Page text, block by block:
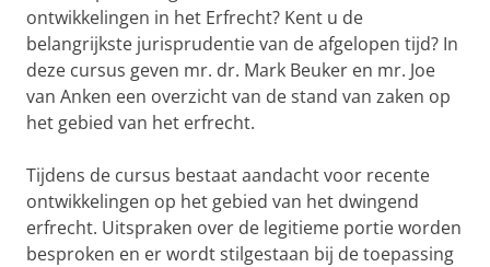
ontwikkelingen in het Erfrecht? Kent u de
belangrijkste jurisprudentie van de afgelopen tijd? In
deze cursus geven mr. dr. Mark Beuker en mr. Joe
van Anken een overzicht van de stand van zaken op
het gebied van het erfrecht.
Tijdens de cursus bestaat aandacht voor recente
ontwikkelingen op het gebied van het dwingend
erfrecht. Uitspraken over de legitieme portie worden
besproken en er wordt stilgestaan bij de toepassing